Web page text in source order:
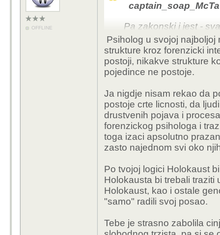
Pa zakonski i jest -
stanju počitnitelja i
motiv za ubojstvo
kao ne može biti?
I nisi shvatio da je
ako sustav ne
moguće da se
ovisnosti jedan o
Evo sva znanost
došlo i koje će
programa.
Je li Musk izabran
ljudi?
Ne shaćam što želiš
sustav, koji bi trebao
filozofa - utjecao - na
razumijem
Da, općenito stanje
OFFLINE
Pa zakonski i jest -
stanju počitnitelja i
motiv za ubojstvo
kao ne može biti?
Psiholog u svojoj najboljoj
strukture kroz forenzicki
postoji, nikakve strukture
pojedince ne postoje.
Ja nigdje nisam rekao da
postoje crte licnosti, da
drustvenih pojava i
forenzickog psihologa i
toga izaci apsolutno
zasto najednom svi oko
Po tvojoj logici Holokaust
Holokausta bi trebali traziti
Holokaust, kao i ostale
"samo" radili svoj posao.
Tebe je strasno zabolila